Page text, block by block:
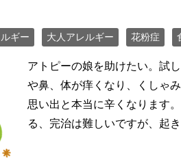
ギー 大人アレルギー 花粉症
アトピーの娘を助けたい。試
や鼻、体が痒くなり、くしゃ
思い出と本当に辛くなります
る、完治は難しいですが、起